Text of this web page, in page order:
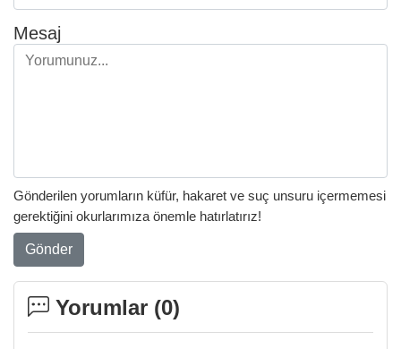
Mesaj
Gönderilen yorumların küfür, hakaret ve suç unsuru içermemesi
gerektiğini okurlarımıza önemle hatırlatırız!
Gönder
Yorumlar (0)